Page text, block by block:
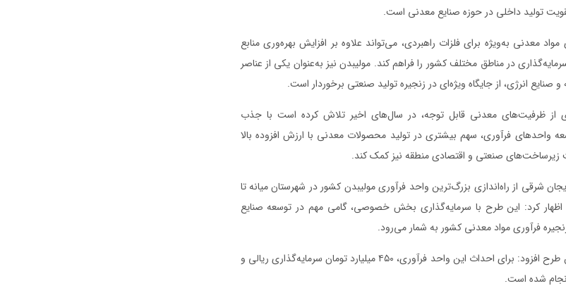
تولید داخلی در حوزه صنایع معدنی است.
معدنی به‌ویژه برای فلزات راهبردی، می‌تواند علاوه بر افزایش بهره‌وری منابع
در مناطق مختلف کشور را فراهم کند. مولیبدن نیز به‌عنوان یکی از عناصر
و صنایع انرژی، از جایگاه ویژه‌ای در زنجیره تولید صنعتی برخوردار است.
از ظرفیت‌های معدنی قابل توجه، در سال‌های اخیر تلاش کرده است با جذب
فرآوری، سهم بیشتری در تولید محصولات معدنی با ارزش افزوده بالا
زیرساخت‌های صنعتی و اقتصادی منطقه نیز کمک کند.
شرقی از راه‌اندازی بزرگ‌ترین واحد فرآوری مولیبدن کشور در شهرستان میانه تا
اظهار کرد: این طرح با سرمایه‌گذاری بخش خصوصی، گامی مهم در توسعه صنایع
فرآوری مواد معدنی کشور به شمار می‌رود.
صابر پرنیان با اشاره به مشخصات این طرح افزود: برای احداث این واحد فرآوری، ۴۵۰ میلیارد تومان سرمایه‌گذاری ریالی و